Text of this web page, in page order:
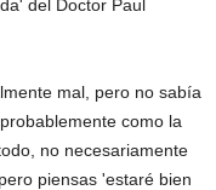
del Doctor Paul
mal, pero no sabía
como la
no necesariamente
piensas 'estaré bien